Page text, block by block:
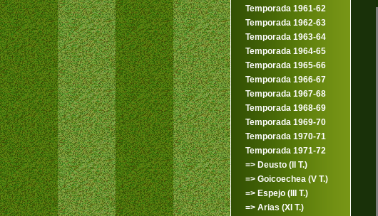
Temporada 1961-62
Temporada 1962-63
Temporada 1963-64
Temporada 1964-65
Temporada 1965-66
Temporada 1966-67
Temporada 1967-68
Temporada 1968-69
Temporada 1969-70
Temporada 1970-71
Temporada 1971-72
=> Deusto (II T.)
=> Goicoechea (V T.)
=> Espejo (III T.)
=> Arias (XI T.)